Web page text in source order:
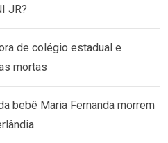
JR?
de colégio estadual e
mortas
bebê Maria Fernanda morrem